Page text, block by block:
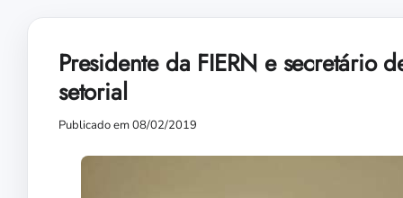
Presidente da FIERN e secretário
setorial
Publicado em 08/02/2019